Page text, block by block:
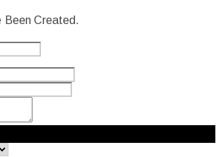
Been Created.